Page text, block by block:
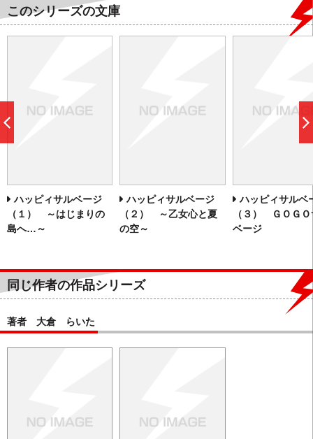
このシリーズの文庫
ハッピィサルベージ
（１） ～はじまりの
島へ…～
ハッピィサルベージ
（２） ～乙女心と夏
の空～
ハッピィサルベ
（３） ＧＯＧＯ
ベージ
同じ作者の作品シリーズ
著者 大倉 らいた